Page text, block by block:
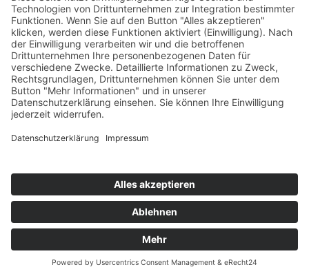
Lieferzeit:Vorrätig - Versand 2-
3 Tage
Artikel kaufen
Lieferzeit:Vorrätig - Versand 2-
3 Tage
Artikel kaufen
„Quadratring“ goldfarben
€12,00
Vorrätig - Versand 2-
„Quadratring“ silberstahlfarben
€12,00
Versand
Lieferzeit:
3 Tage